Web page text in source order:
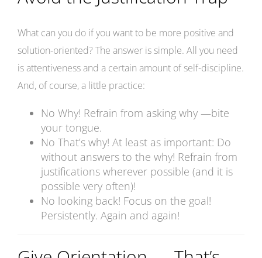
What can you do if you want to be more positive and
solution-oriented? The answer is simple. All you need
is attentiveness and a certain amount of self-discipline.
And, of course, a little practice:
No Why! Refrain from asking why —bite
your tongue.
No That’s why! At least as important: Do
without answers to the why! Refrain from
justifications wherever possible (and it is
possible very often)!
No looking back! Focus on the goal!
Persistently. Again and again!